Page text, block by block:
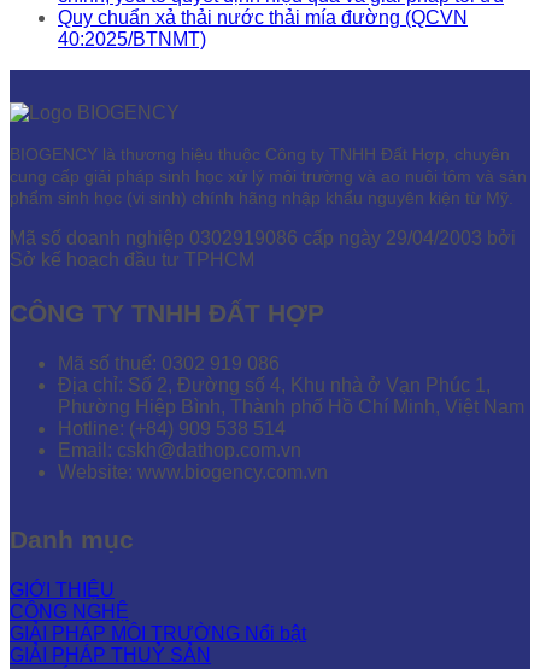
Quy chuẩn xả thải nước thải mía đường (QCVN
40:2025/BTNMT)
BIOGENCY là thương hiệu thuộc Công ty TNHH Đất Hợp, chuyên
cung cấp giải pháp sinh học xử lý môi trường và ao nuôi tôm và sản
phẩm sinh học (vi sinh) chính hãng nhập khẩu nguyên kiện từ Mỹ.
Mã số doanh nghiệp 0302919086 cấp ngày 29/04/2003 bởi
Sở kế hoạch đầu tư TPHCM
CÔNG TY TNHH ĐẤT HỢP
Mã số thuế: 0302 919 086
Địa chỉ: Số 2, Đường số 4, Khu nhà ở Vạn Phúc 1,
Phường Hiệp Bình, Thành phố Hồ Chí Minh, Việt Nam
Hotline: (+84) 909 538 514
Email: cskh@dathop.com.vn
Website: www.biogency.com.vn
Danh mục
GIỚI THIỆU
CÔNG NGHỆ
GIẢI PHÁP MÔI TRƯỜNG
GIẢI PHÁP THUỶ SẢN